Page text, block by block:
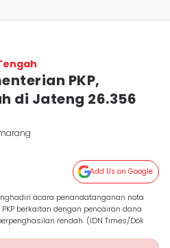
PKP,
di Jateng 26.356
Add Us on Google
acara penandatanganan nota
berkaitan dengan pencairan dana
rendah. (IDN Times/Dok